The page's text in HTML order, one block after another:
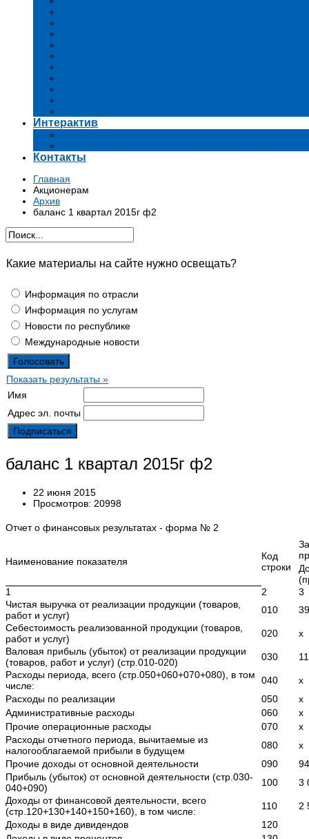
Интерактив
Контакты
Главная
Акционерам
Архив
баланс 1 квартал 2015г ф2
Какие материалы на сайте нужно освещать?
Информация по отрасли
Информация по услугам
Новости по республике
Международные новости
Показать результаты »
Имя
Адрес эл. почты
баланс 1 квартал 2015г ф2
22 июня 2015
Просмотров: 20998
Отчет о финансовых результатах - форма № 2
Наименование показателя
Код
строки
1
2
3
Чистая выручка от реализации продукции (товаров,
работ и услуг)
010
Себестоимость реализованной продукции (товаров,
работ и услуг)
020
x
Валовая прибыль (убыток) от реализации продукции
(товаров, работ и услуг) (стр.010-020)
030
Расходы периода, всего (стр.050+060+070+080), в том
числе:
040
x
Расходы по реализации
050
x
Административные расходы
060
x
Прочие операционные расходы
070
x
Расходы отчетного периода, вычитаемые из
налогооблагаемой прибыли в будущем
080
x
Прочие доходы от основной деятельности
090
Прибыль (убыток) от основной деятельности (стр.030-
040+090)
100
3
Доходы от финансовой деятельности, всего
(стр.120+130+140+150+160), в том числе:
110
2
Доходы в виде дивидендов
120